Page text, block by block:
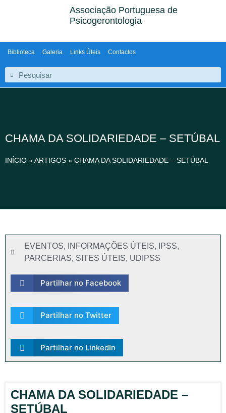
Associação Portuguesa de
Psicogerontologia
Biblioteca Galeria Links Úteis Contactos
CHAMA DA SOLIDARIEDADE – SETÚBAL
INÍCIO »ARTIGOS » CHAMA DA SOLIDARIEDADE – SETÚBAL
EVENTOS, INFORMAÇÕES ÚTEIS, IPSS,
PARCERIAS, SITES ÚTEIS, UDIPSS
Partilhar no Facebook
Partilhar no Twitter
Partilhar no LinkedIn
CHAMA DA SOLIDARIEDADE –
SETÚBAL